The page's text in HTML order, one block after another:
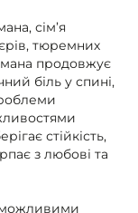
сім’я
тюремних
продовжує
біль у спині,
стійкість,
з любові та
можливими